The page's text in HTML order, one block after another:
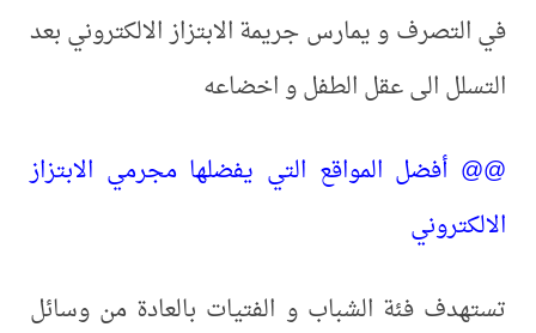
في التصرف و يمارس جريمة الابتزاز الالكتروني بعد
التسلل الى عقل الطفل و اخضاعه
@@ أفضل المواقع التي يفضلها مجرمي الابتزاز
الالكتروني
تستهدف فئة الشباب و الفتيات بالعادة من وسائل